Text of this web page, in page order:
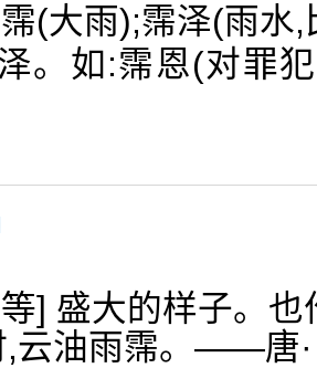
(大雨);霈泽(雨水,
。如:霈恩(对罪
] 盛大的样子。也
,云油雨霈。——唐